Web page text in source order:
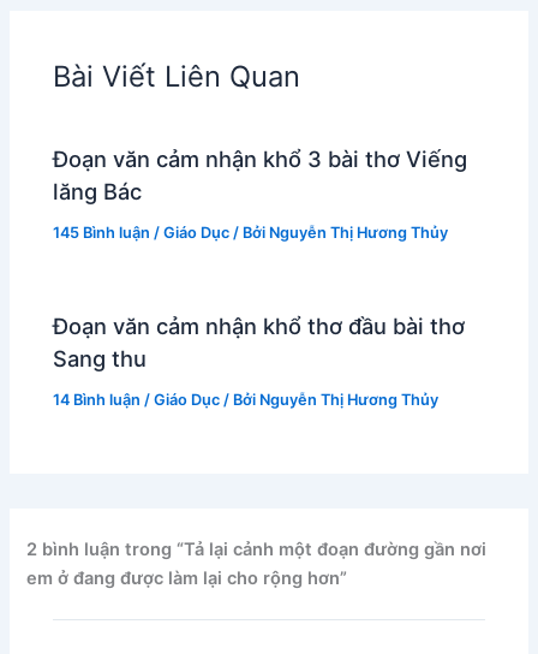
Bài Viết Liên Quan
Đoạn văn cảm nhận khổ 3 bài thơ Viếng
lăng Bác
145 Bình luận /Giáo Dục / Bởi Nguyễn Thị Hương Thủy
Đoạn văn cảm nhận khổ thơ đầu bài thơ
Sang thu
14 Bình luận /Giáo Dục / Bởi Nguyễn Thị Hương Thủy
2 bình luận trong “Tả lại cảnh một đoạn đường gần nơi
em ở đang được làm lại cho rộng hơn”